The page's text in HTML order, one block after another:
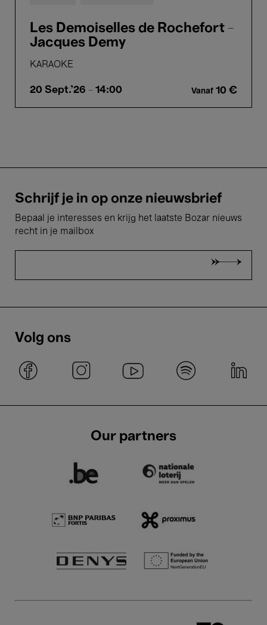
Les Demoiselles de Rochefort -
Jacques Demy
KARAOKE
20 Sept.'26 - 14:00 Vanaf 10 €
Schrijf je in op onze nieuwsbrief
Bepaal je interesses en krijg het laatste Bozar nieuws
recht in je mailbox
Volg ons
Our partners